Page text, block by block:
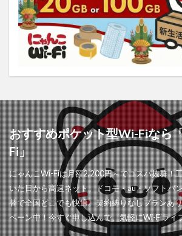
おすすめポケット型Wi-Fiなら
Fi」
にゃんこWi-Fiは月額2,200円～でコスパ抜群！
いた日から高速ネット。ドコモ・au・ソフトバ
替で全国どこでも快適。契約縛りなしプランあ
ペーン中！今すぐ申し込んで、気軽にWi-Fiライ